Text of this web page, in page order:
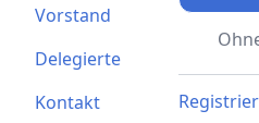
Vorstand
Delegierte
Kontakt